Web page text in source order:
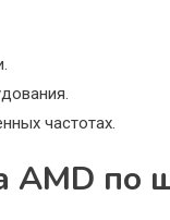
частотах.
AMD по